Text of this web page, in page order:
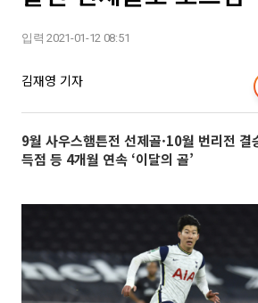
입력 2021-01-12 08:51
김재영 기자
9월 사우스햄튼전 선제골·10월 번리전 결
득점 등 4개월 연속 ‘이달의 골’